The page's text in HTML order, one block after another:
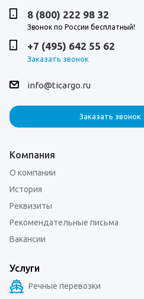
8 (800) 222 98 32
Звонок по России бесплатный!
+7 (495) 642 55 62
Заказать звонок
info@ticargo.ru
Заказать звонок
Компания
О компании
История
Реквизиты
Рекомендательные письма
Вакансии
Услуги
Речные перевозки